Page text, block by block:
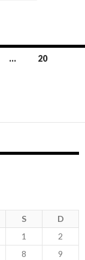
… 20
S D
1
2
8
9